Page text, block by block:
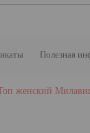
Полезная
женский